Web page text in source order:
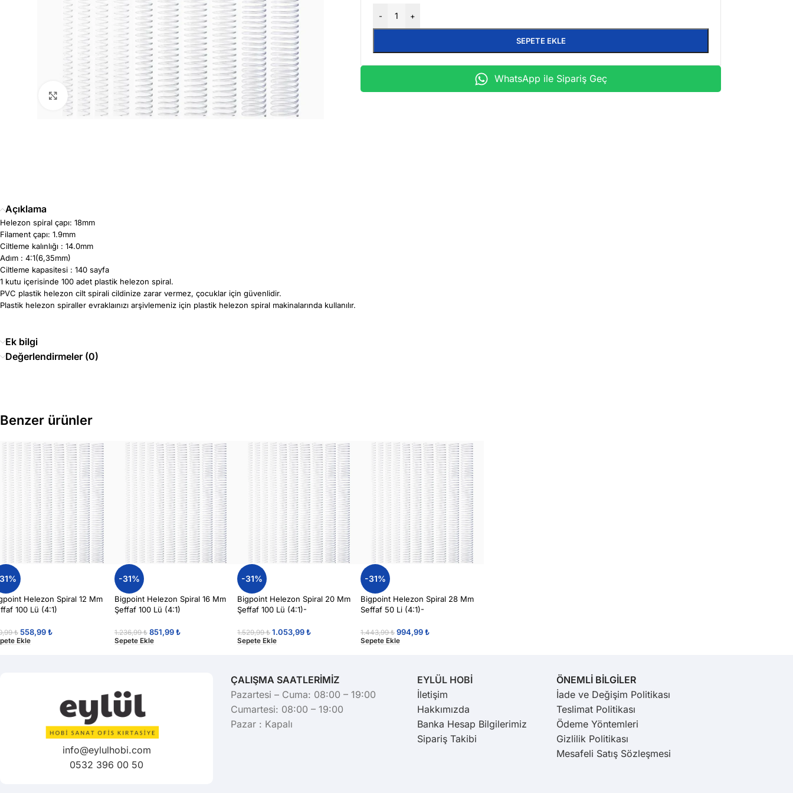
Büyütmek için tıklayın
- +
SEPETE EKLE
WhatsApp ile Sipariş Geç
Açıklama
Helezon spiral çapı: 18mm
Filament çapı: 1.9mm
Ciltleme kalınlığı : 14.0mm
Adım : 4:1(6,35mm)
Ciltleme kapasitesi : 140 sayfa
1 kutu içerisinde 100 adet plastik helezon spiral.
PVC plastik helezon cilt spirali cildinize zarar vermez, çocuklar için güvenlidir.
Plastik helezon spiraller evraklaınızı arşivlemeniz için plastik helezon spiral makinalarında kullanılır.
Ek bilgi
Değerlendirmeler (0)
Benzer ürünler
Helezon Spiral 12 Mm
100 Lü (4:1)
₺ 558,99₺
Ekle
-31%
Bigpoint Helezon Spiral 16 Mm
Şeffaf 100 Lü (4:1)
1.236,99₺ 851,99₺
Sepete Ekle
-31%
Bigpoint Helezon Spiral 20 Mm
Şeffaf 100 Lü (4:1)-
1.529,99₺ 1.053,99₺
Sepete Ekle
-31%
Bigpoint Helezon Spiral 28 Mm
Seffaf 50 Li (4:1)-
1.443,99₺ 994,99₺
Sepete Ekle
info@eylulhobi.com
0532 396 00 50
ÇALIŞMA SAATLERİMİZ
Pazartesi – Cuma: 08:00 – 19:00
Cumartesi: 08:00 – 19:00
Pazar : Kapalı
EYLÜL HOBİ
İletişim
Hakkımızda
Banka Hesap Bilgilerimiz
Sipariş Takibi
ÖNEMLİ BİLGİLER
İade ve Değişim Politikası
Teslimat Politikası
Ödeme Yöntemleri
Gizlilik Politikası
Mesafeli Satış Sözleşmesi